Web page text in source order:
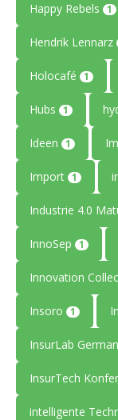
Happy Rebels 1
Hendrik Lennarz
Holocafé 1
Hubs 1
Ideen 1
Import 1
Industrie 4.0
InnoSep 1
Innovation
Insoro 1
InsurLab
InsurTech
intelligente